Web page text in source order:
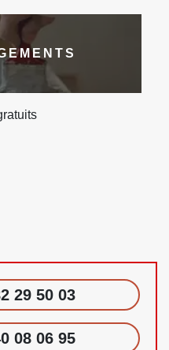
29 50 03
08 06 95